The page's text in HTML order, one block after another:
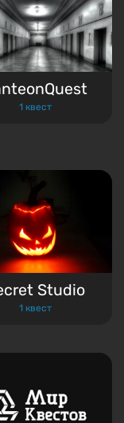
1 квест
Studio
1 квест